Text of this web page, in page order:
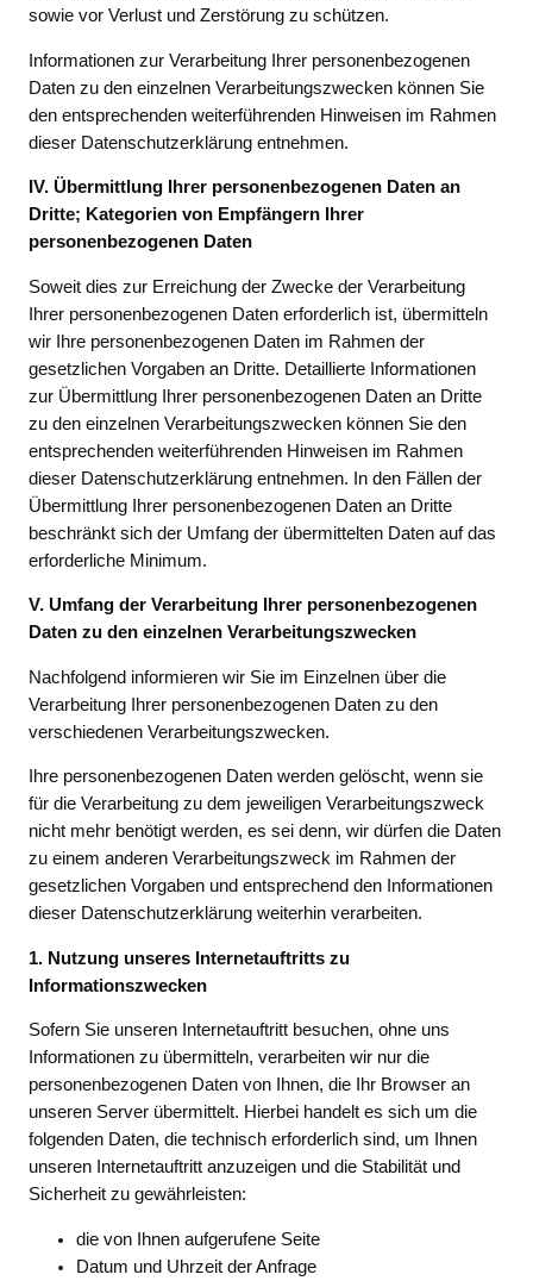
sowie vor Verlust und Zerstörung zu schützen.
Informationen zur Verarbeitung Ihrer personenbezogenen
Daten zu den einzelnen Verarbeitungszwecken können Sie
den entsprechenden weiterführenden Hinweisen im Rahmen
dieser Datenschutzerklärung entnehmen.
IV. Übermittlung Ihrer personenbezogenen Daten an
Dritte; Kategorien von Empfängern Ihrer
personenbezogenen Daten
Soweit dies zur Erreichung der Zwecke der Verarbeitung
Ihrer personenbezogenen Daten erforderlich ist, übermitteln
wir Ihre personenbezogenen Daten im Rahmen der
gesetzlichen Vorgaben an Dritte. Detaillierte Informationen
zur Übermittlung Ihrer personenbezogenen Daten an Dritte
zu den einzelnen Verarbeitungszwecken können Sie den
entsprechenden weiterführenden Hinweisen im Rahmen
dieser Datenschutzerklärung entnehmen. In den Fällen der
Übermittlung Ihrer personenbezogenen Daten an Dritte
beschränkt sich der Umfang der übermittelten Daten auf das
erforderliche Minimum.
V. Umfang der Verarbeitung Ihrer personenbezogenen
Daten zu den einzelnen Verarbeitungszwecken
Nachfolgend informieren wir Sie im Einzelnen über die
Verarbeitung Ihrer personenbezogenen Daten zu den
verschiedenen Verarbeitungszwecken.
Ihre personenbezogenen Daten werden gelöscht, wenn sie
für die Verarbeitung zu dem jeweiligen Verarbeitungszweck
nicht mehr benötigt werden, es sei denn, wir dürfen die Daten
zu einem anderen Verarbeitungszweck im Rahmen der
gesetzlichen Vorgaben und entsprechend den Informationen
dieser Datenschutzerklärung weiterhin verarbeiten.
1. Nutzung unseres Internetauftritts zu
Informationszwecken
Sofern Sie unseren Internetauftritt besuchen, ohne uns
Informationen zu übermitteln, verarbeiten wir nur die
personenbezogenen Daten von Ihnen, die Ihr Browser an
unseren Server übermittelt. Hierbei handelt es sich um die
folgenden Daten, die technisch erforderlich sind, um Ihnen
unseren Internetauftritt anzuzeigen und die Stabilität und
Sicherheit zu gewährleisten:
die von Ihnen aufgerufene Seite
Datum und Uhrzeit der Anfrage